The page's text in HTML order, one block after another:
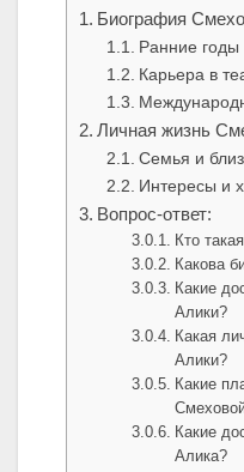
Биография
Ранние годы
Карьера в
Личная жизнь
Семья и
Интересы и
Вопрос-ответ:
Кто
Какова
Какие
Алики?
Какая
Алики?
Какие
Какие
Алика?